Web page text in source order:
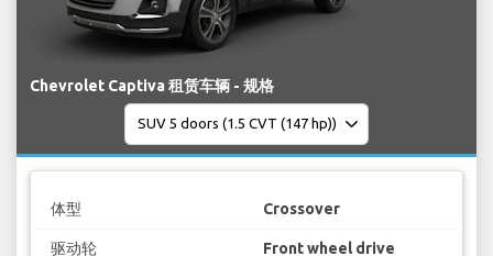
Chevrolet Captiva 租赁车辆 - 规格
体型 Crossover
驱动轮 Front wheel drive